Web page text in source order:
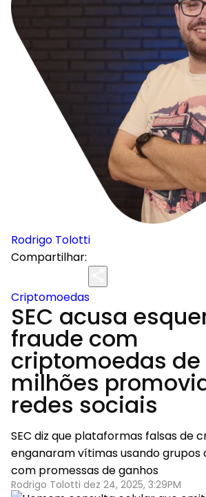
Rodrigo Tolotti
Compartilhar:
Criptomoedas
SEC acusa
fraude com
criptomoedas de
milhões
redes sociais
SEC diz que plataformas falsas de
enganaram vítimas usando grupos
com promessas de ganhos
Rodrigo Tolotti dez 24, 2025, 3:29PM